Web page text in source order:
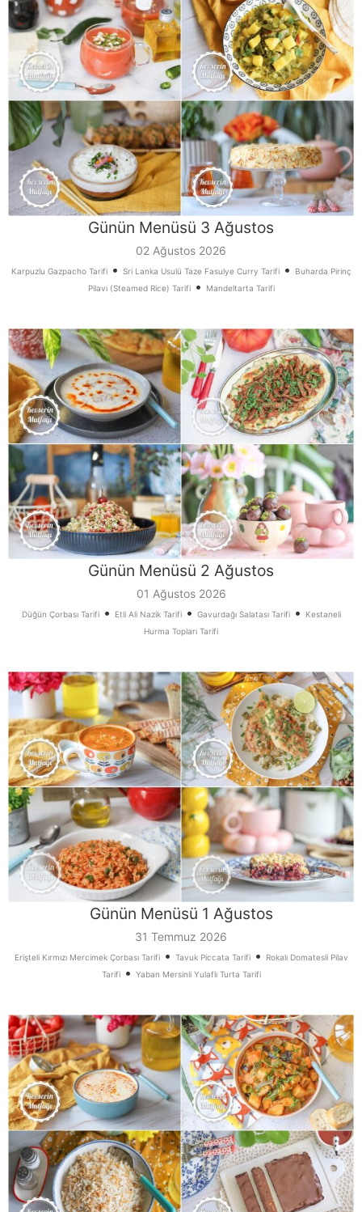
Günün Menüsü 3 Ağustos
02 Ağustos 2026
Karpuzlu Gazpacho Tarifi• Sri Lanka Usulü Taze Fasulye Curry Tarifi•
Buharda Pirinç
Pilavı (Steamed Rice) Tarifi• Mandeltarta Tarifi
Günün Menüsü 2 Ağustos
01 Ağustos 2026
Düğün Çorbası Tarifi• Etli Ali Nazik Tarifi• Gavurdağı Salatası Tarifi•
Kestaneli
Hurma Topları Tarifi
Günün Menüsü 1 Ağustos
31 Temmuz 2026
Erişteli Kırmızı Mercimek Çorbası Tarifi• Tavuk Piccata Tarifi•
Rokalı Domatesli Pilav
Tarifi• Yaban Mersinli Yulaflı Turta Tarifi